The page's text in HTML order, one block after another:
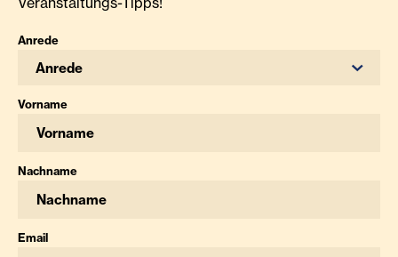
Anrede
Anrede
Vorname
Nachname
Email